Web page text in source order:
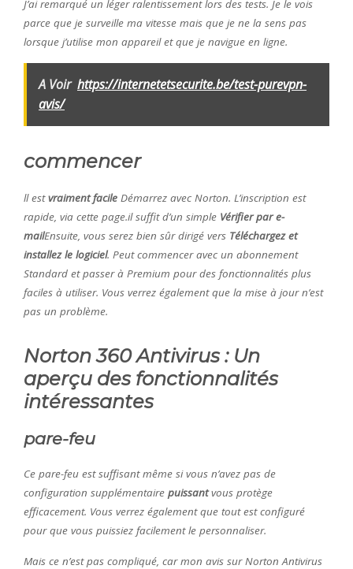
J’ai remarqué un léger ralentissement lors des tests. Je le vois
parce que je surveille ma vitesse mais que je ne la sens pas
lorsque j’utilise mon appareil et que je navigue en ligne.
A Voir https://internetetsecurite.be/test-purevpn-
avis/
commencer
ll estvraiment facile Démarrez avec Norton. L’inscription est
rapide, via cette page.il suffit d’un simple Vérifier par e-
mailEnsuite, vous serez bien sûr dirigé vers Téléchargez et
installez le logiciel. Peut commencer avec un abonnement
Standard et passer à Premium pour des fonctionnalités plus
faciles à utiliser. Vous verrez également que la mise à jour n’est
pas un problème.
Norton 360 Antivirus : Un
aperçu des fonctionnalités
intéressantes
pare-feu
Ce pare-feu est suffisant même si vous n’avez pas de
configuration supplémentaire puissantvous protège
efficacement. Vous verrez également que tout est configuré
pour que vous puissiez facilement le personnaliser.
Mais ce n’est pas compliqué, car mon avis sur Norton Antivirus